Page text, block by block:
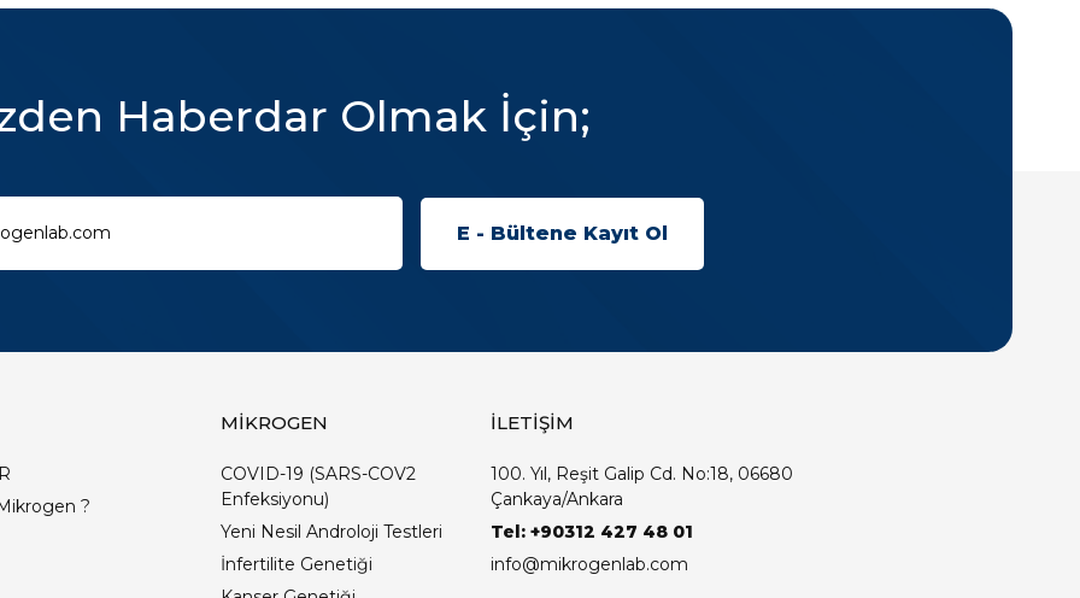
Haberdar Olmak İçin;
?
MİKROGEN
COVID-19 (SARS-COV2
Enfeksiyonu)
Yeni Nesil Androloji Testleri
İnfertilite Genetiği
İLETİŞİM
100. Yıl, Reşit Galip Cd. No:18, 06680
Çankaya/Ankara
Tel: +90312 427 48 01
info@mikrogenlab.com